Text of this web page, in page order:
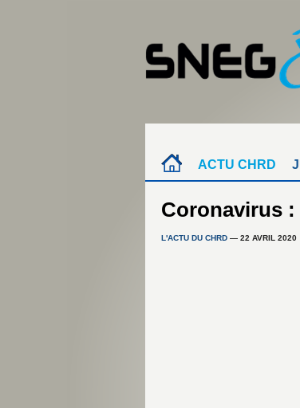
ACTU CHRD
Coronavirus
L'ACTU DU CHRD — 22 AVRIL 2020